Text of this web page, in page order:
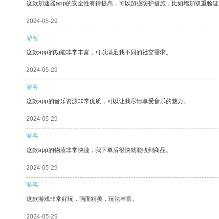
这款加速器app的安全性有待提高，可以加强防护措施，比如增加双重验
2024-05-29
游客
这款app的功能非常丰富，可以满足我不同的社交需求。
2024-05-29
游客
这款app的音乐资源非常优质，可以让我尽情享受音乐的魅力。
2024-05-29
游客
这款app的物流非常快捷，我下单后很快就能收到商品。
2024-05-29
游客
这款游戏非常好玩，画面精美，玩法丰富。
2024-05-29